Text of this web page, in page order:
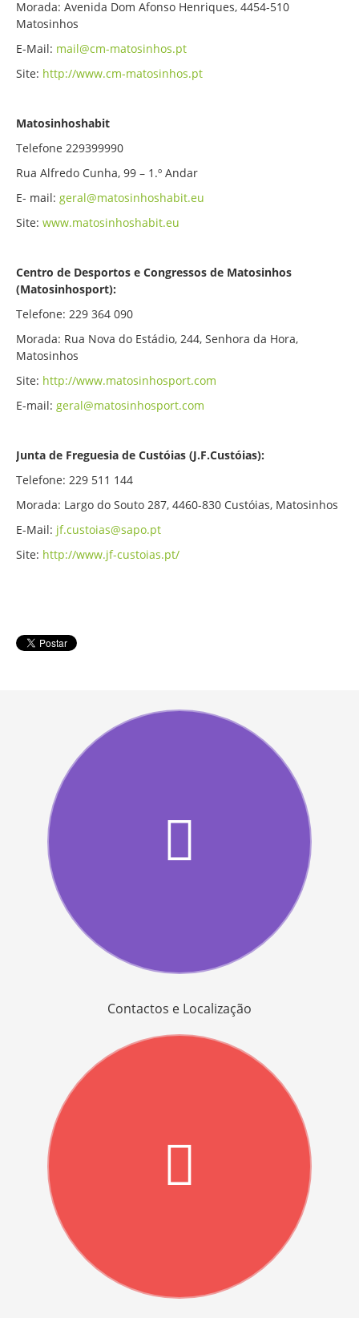
Morada: Avenida Dom Afonso Henriques, 4454-510
Matosinhos
E-Mail: mail@cm-matosinhos.pt
Site: http://www.cm-matosinhos.pt
Matosinhoshabit
Telefone 229399990
Rua Alfredo Cunha, 99 – 1.º Andar
E- mail: geral@matosinhoshabit.eu
Site: www.matosinhoshabit.eu
Centro de Desportos e Congressos de Matosinhos
(Matosinhosport):
Telefone: 229 364 090
Morada: Rua Nova do Estádio, 244, Senhora da Hora,
Matosinhos
Site: http://www.matosinhosport.com
E-mail: geral@matosinhosport.com
Junta de Freguesia de Custóias (J.F.Custóias):
Telefone: 229 511 144
Morada: Largo do Souto 287, 4460-830 Custóias, Matosinhos
E-Mail: jf.custoias@sapo.pt
Site: http://www.jf-custoias.pt/
Contactos e Localização